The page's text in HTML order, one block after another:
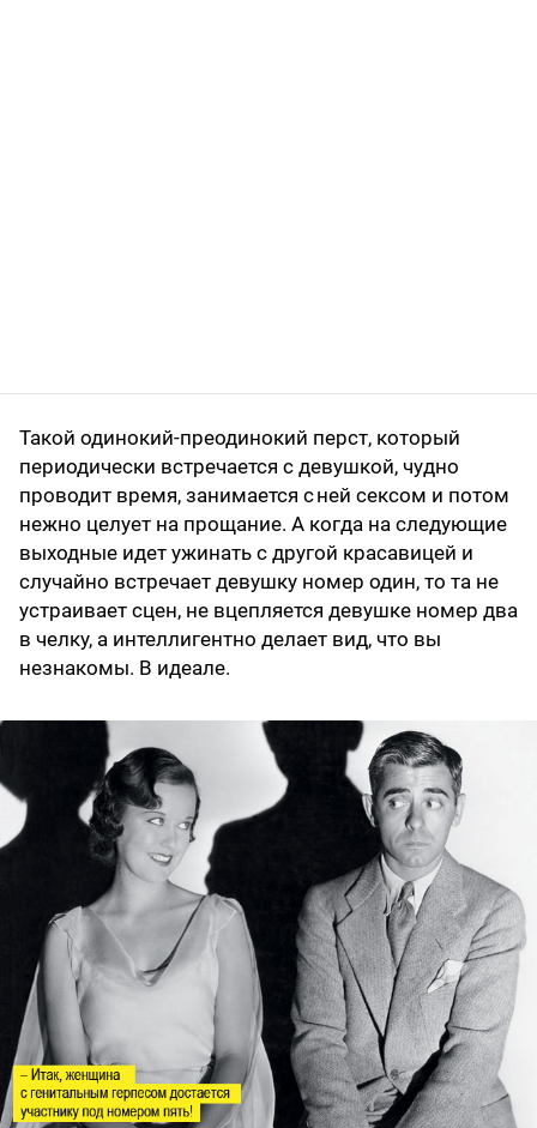
Такой одинокий-преодинокий перст, который
периодически встречается с девушкой, чудно
проводит время, занимается с ней сексом и потом
нежно целует на прощание. А когда на следующие
выходные идет ужинать с другой красавицей и
случайно встречает девушку номер один, то та не
устраивает сцен, не вцепляется девушке номер два
в челку, а интеллигентно делает вид, что вы
незнакомы. В идеале.